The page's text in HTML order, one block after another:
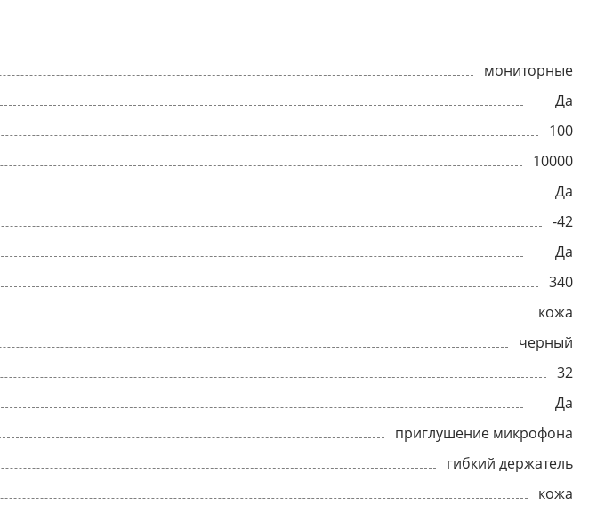
мониторные
Да
100
10000
Да
-42
Да
340
кожа
черный
32
Да
приглушение микрофона
гибкий держатель
кожа